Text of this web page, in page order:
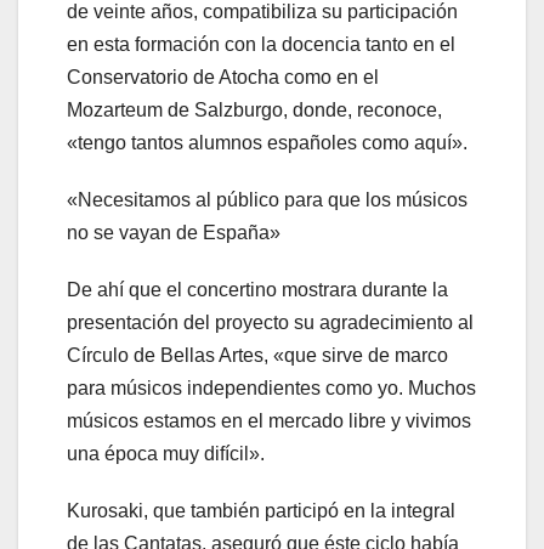
de veinte años, compatibiliza su participación
en esta formación con la docencia tanto en el
Conservatorio de Atocha como en el
Mozarteum de Salzburgo, donde, reconoce,
«tengo tantos alumnos españoles como aquí».
«Necesitamos al público para que los músicos
no se vayan de España»
De ahí que el concertino mostrara durante la
presentación del proyecto su agradecimiento al
Círculo de Bellas Artes, «que sirve de marco
para músicos independientes como yo. Muchos
músicos estamos en el mercado libre y vivimos
una época muy difícil».
Kurosaki, que también participó en la integral
de las Cantatas, aseguró que éste ciclo había